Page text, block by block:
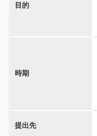
目的
時期
提出先